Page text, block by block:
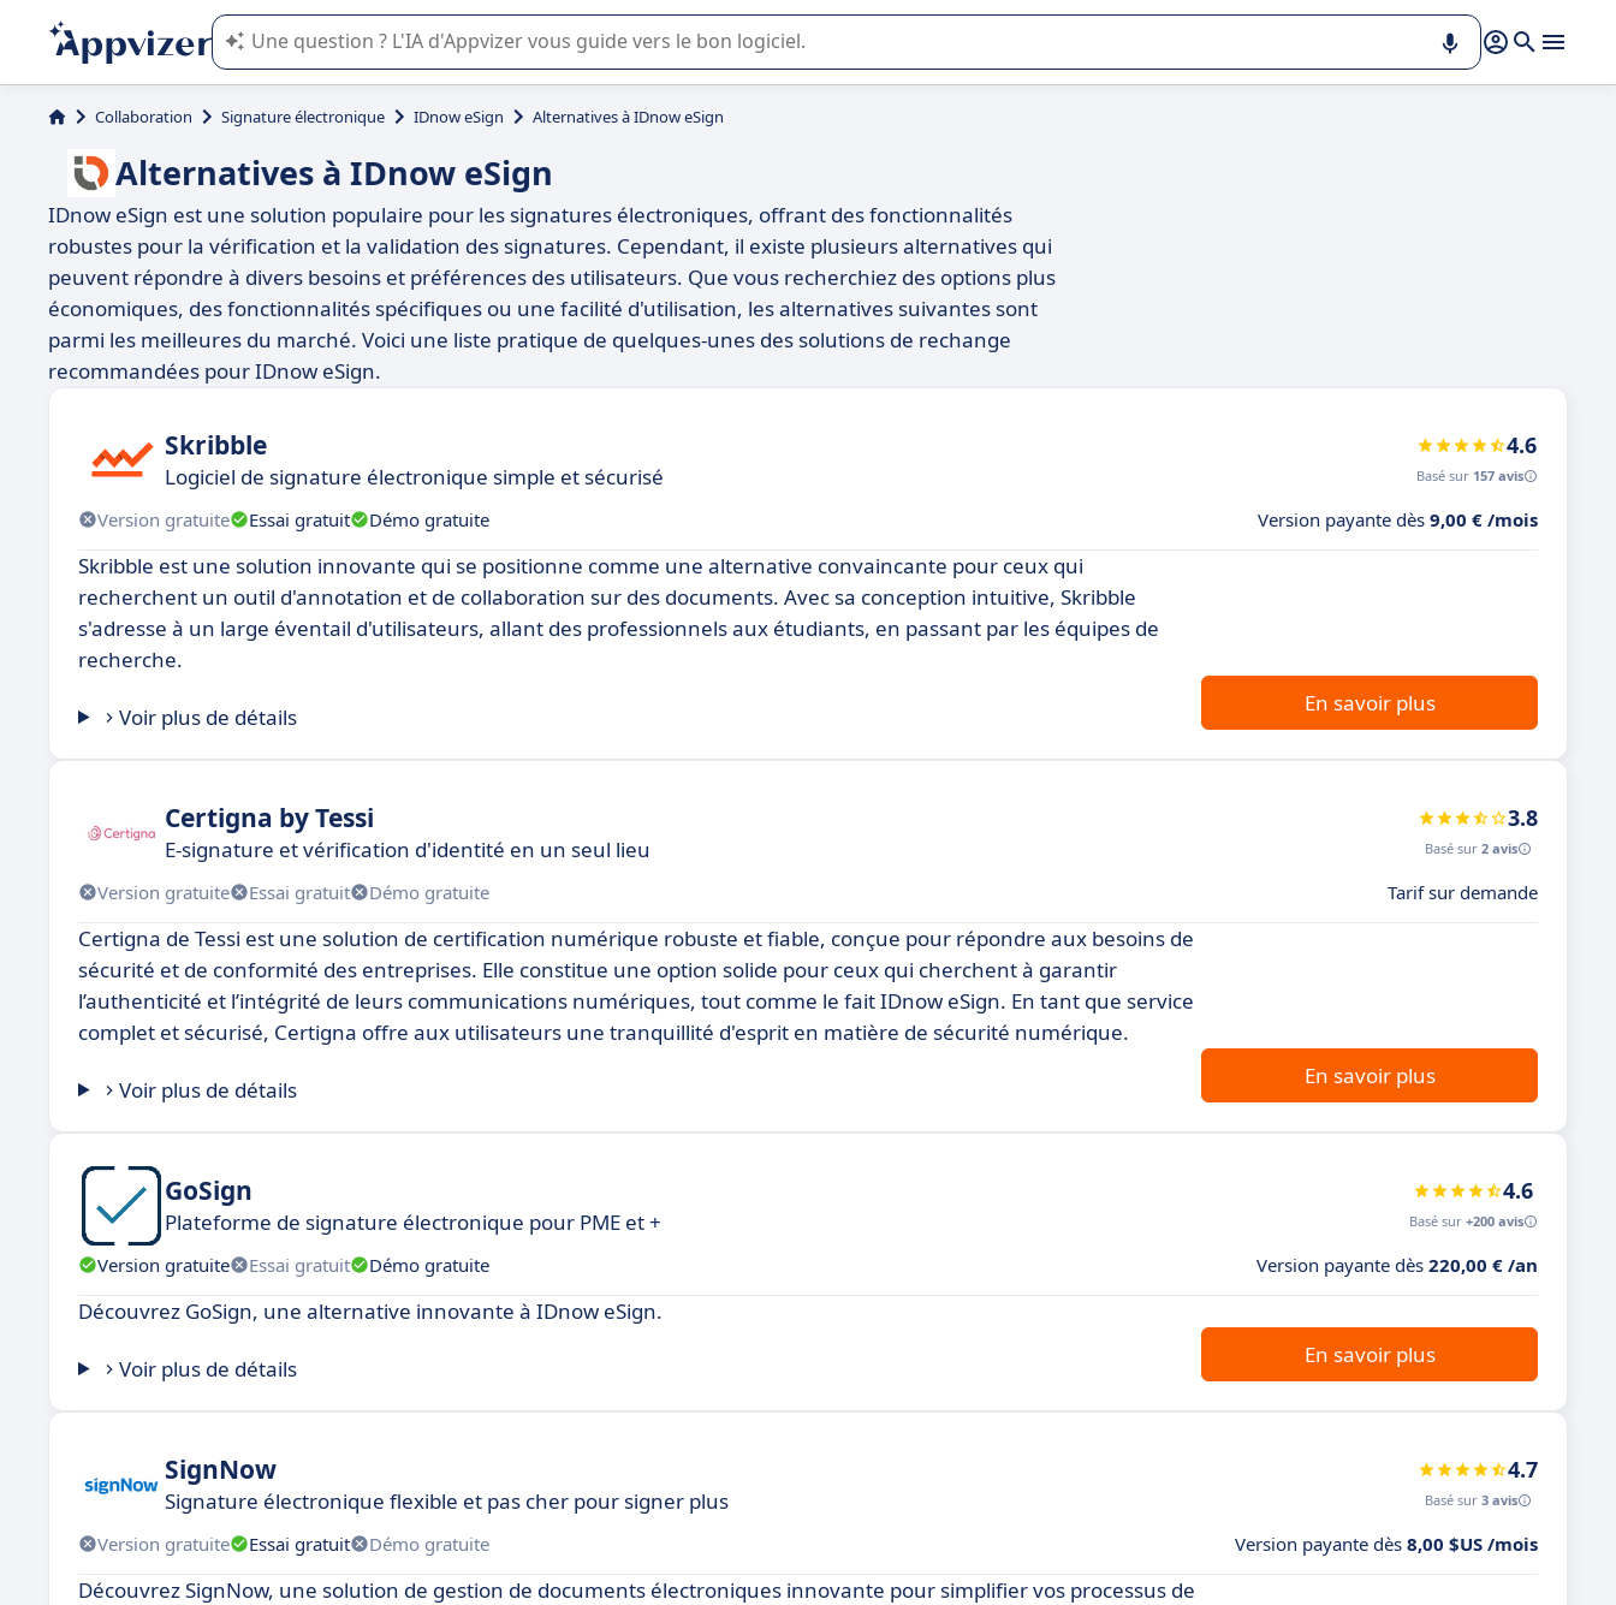
L'IA de Appvizer vous guide dans l'utilisation ou la sélection de logiciel SaaS en entreprise.
Collaboration Signature électronique IDnow eSign Alternatives à IDnow eSign
Alternatives à IDnow eSign
IDnow eSign est une solution populaire pour les signatures électroniques, offrant des fonctionnalités
robustes pour la vérification et la validation des signatures. Cependant, il existe plusieurs alternatives qui
peuvent répondre à divers besoins et préférences des utilisateurs. Que vous recherchiez des options plus
économiques, des fonctionnalités spécifiques ou une facilité d'utilisation, les alternatives suivantes sont
parmi les meilleures du marché. Voici une liste pratique de quelques-unes des solutions de rechange
recommandées pour IDnow eSign.
Skribble
Logiciel de signature électronique simple et sécurisé
4.6
Basé sur 157 avis
Version gratuite Essai gratuit Démo gratuite Version payante dès 9,00 € /mois
Skribble est une solution innovante qui se positionne comme une alternative convaincante pour ceux qui
recherchent un outil d'annotation et de collaboration sur des documents. Avec sa conception intuitive, Skribble
s'adresse à un large éventail d'utilisateurs, allant des professionnels aux étudiants, en passant par les équipes de
recherche.
Voir plus de détails
En savoir plus
Certigna by Tessi
E-signature et vérification d'identité en un seul lieu
3.8
Basé sur 2 avis
Version gratuite Essai gratuit Démo gratuite Tarif sur demande
Certigna de Tessi est une solution de certification numérique robuste et fiable, conçue pour répondre aux besoins de
sécurité et de conformité des entreprises. Elle constitue une option solide pour ceux qui cherchent à garantir
l’authenticité et l’intégrité de leurs communications numériques, tout comme le fait IDnow eSign. En tant que service
complet et sécurisé, Certigna offre aux utilisateurs une tranquillité d'esprit en matière de sécurité numérique.
Voir plus de détails
En savoir plus
GoSign
Plateforme de signature électronique pour PME et +
4.6
Basé sur +200 avis
Version gratuite Essai gratuit Démo gratuite Version payante dès 220,00 € /an
Découvrez GoSign, une alternative innovante à IDnow eSign.
Voir plus de détails
En savoir plus
SignNow
Signature électronique flexible et pas cher pour signer plus
4.7
Basé sur 3 avis
Version gratuite Essai gratuit Démo gratuite Version payante dès 8,00 $US /mois
Découvrez SignNow, une solution de gestion de documents électroniques innovante pour simplifier vos processus de